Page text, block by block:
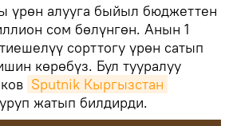
үрөн алууга быйыл бюджеттен
сом бөлүнгөн. Анын 1
сорттогу үрөн сатып
көрөбүз. Бул тууралуу
Sputnik Кыргызстан
жатып билдирди.